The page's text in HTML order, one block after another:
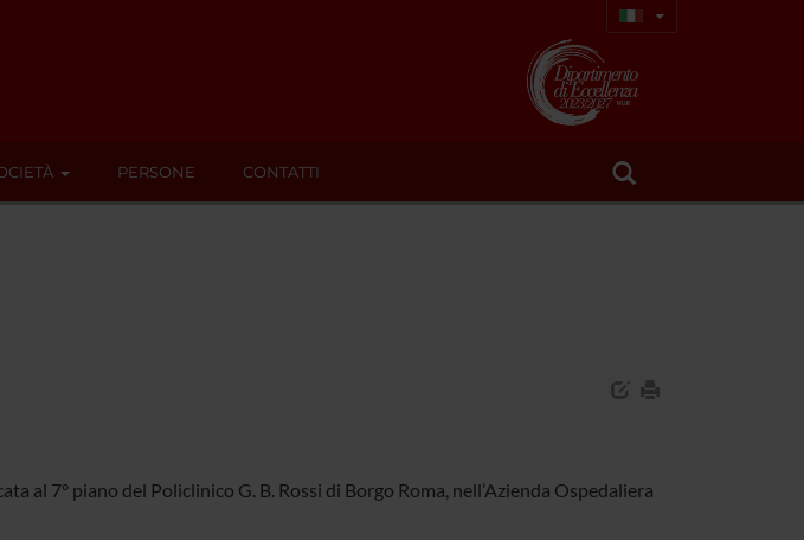
PERSONE CONTATTI
al 7° piano del Policlinico G. B. Rossi di Borgo Roma, nell’Azienda Ospedaliera